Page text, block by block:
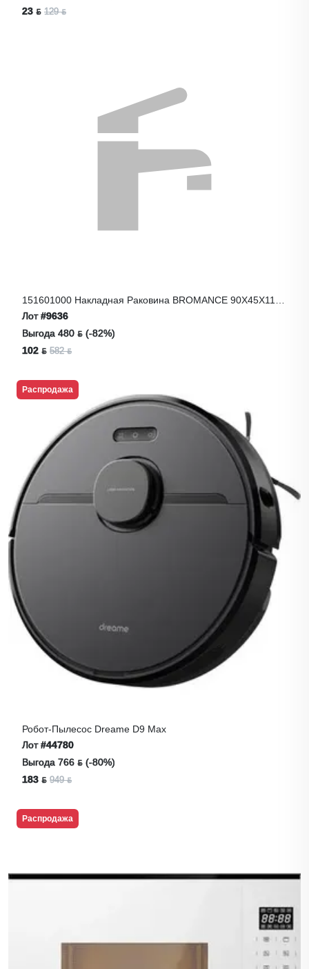
23 ƃ 129 ƃ
151601000 Накладная Раковина BROMANCE 90Х45Х11
CM
Лот#9636
Выгода 480 ƃ (-82%)
102 ƃ 582 ƃ
Распродажа
Робот-Пылесос Dreame D9 Max
Лот#44780
Выгода 766 ƃ (-80%)
183 ƃ 949 ƃ
Распродажа